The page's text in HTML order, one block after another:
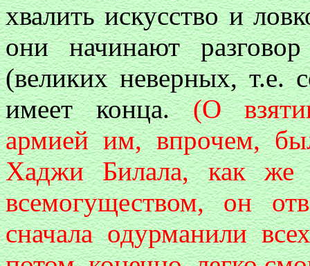
хвалить искусство и
они начинают
(великих неверных, т.е.
имеет конца.(О
армией им, впрочем,
Хаджи Билала, как же
всемогуществом, он
сначала одурманили